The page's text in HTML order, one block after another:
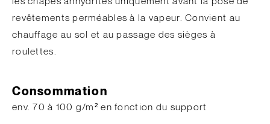
revêtements perméables à la vapeur. Convient au
chauffage au sol et au passage des sièges à
roulettes.
Consommation
env. 70 à 100 g/m² en fonction du support